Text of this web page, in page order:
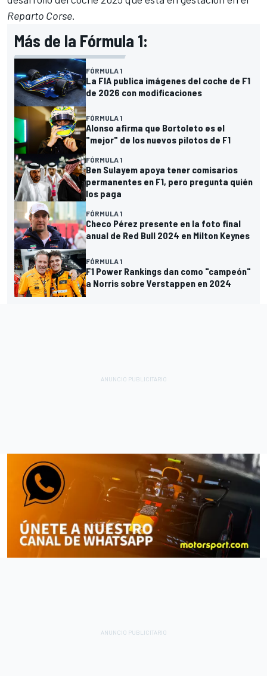
Reparto Corse.
Más de la Fórmula 1:
FÓRMULA 1
La FIA publica imágenes del coche de F1
de 2026 con modificaciones
FÓRMULA 1
Alonso afirma que Bortoleto es el
"mejor" de los nuevos pilotos de F1
FÓRMULA 1
Ben Sulayem apoya tener comisarios
permanentes en F1, pero pregunta quién
los paga
FÓRMULA 1
Checo Pérez presente en la foto final
anual de Red Bull 2024 en Milton Keynes
FÓRMULA 1
F1 Power Rankings dan como "campeón"
a Norris sobre Verstappen en 2024